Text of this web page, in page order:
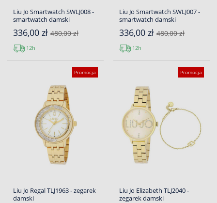
Liu Jo Smartwatch SWLJ008 -
smartwatch damski
336,00 zł 480,00 zł
12h
Liu Jo Smartwatch SWLJ007 -
smartwatch damski
336,00 zł 480,00 zł
12h
Promocja
Liu Jo Regal TLJ1963 - zegarek
damski
Promocja
Liu Jo Elizabeth TLJ2040 -
zegarek damski